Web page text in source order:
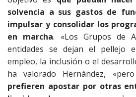
solvencia a sus gastos de
impulsar y consolidar los
en marcha. «Los Grupos de
entidades se dejan el pellejo
empleo, la inclusión o el
ha valorado Hernández, «pero
prefieren apostar por otras